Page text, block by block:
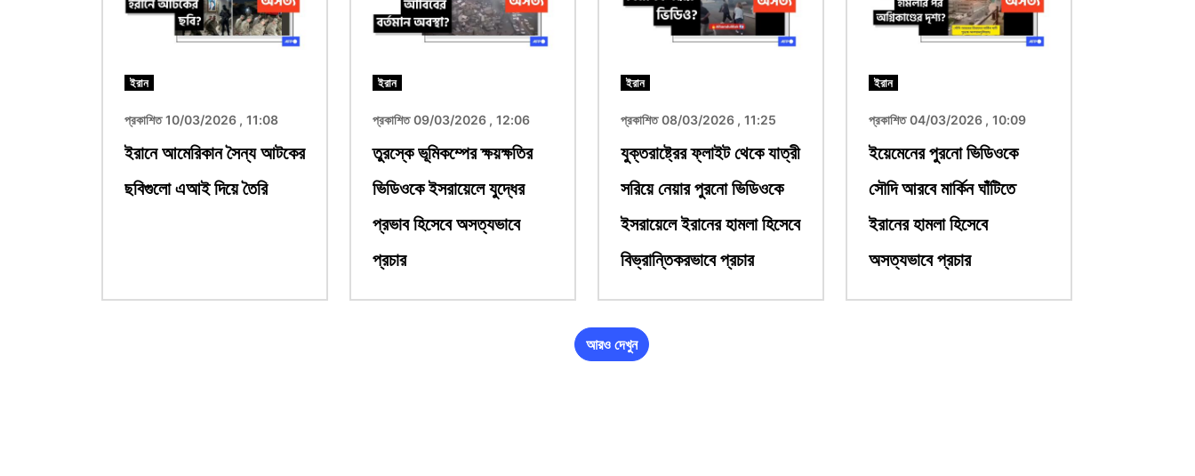
ইরান
প্রকাশিত 10/03/2026 , 11:08
ইরানে আমেরিকান সৈন্য আটকের
ছবিগুলো এআই দিয়ে তৈরি
ইরান
প্রকাশিত 09/03/2026 , 12:06
তুরস্কে ভূমিকম্পের ক্ষয়ক্ষতির
ভিডিওকে ইসরায়েলে যুদ্ধের
প্রভাব হিসেবে অসত্যভাবে
প্রচার
ইরান
প্রকাশিত 08/03/2026 , 11:25
যুক্তরাষ্ট্রের ফ্লাইট থেকে যাত্রী
সরিয়ে নেয়ার পুরনো ভিডিওকে
ইসরায়েলে ইরানের হামলা হিসেবে
বিভ্রান্তিকরভাবে প্রচার
ইরান
প্রকাশিত 04/03/2026 , 10:09
ইয়েমেনের পুরনো ভিডিওকে
সৌদি আরবে মার্কিন ঘাঁটিতে
ইরানের হামলা হিসেবে
অসত্যভাবে প্রচার
আরও দেখুন